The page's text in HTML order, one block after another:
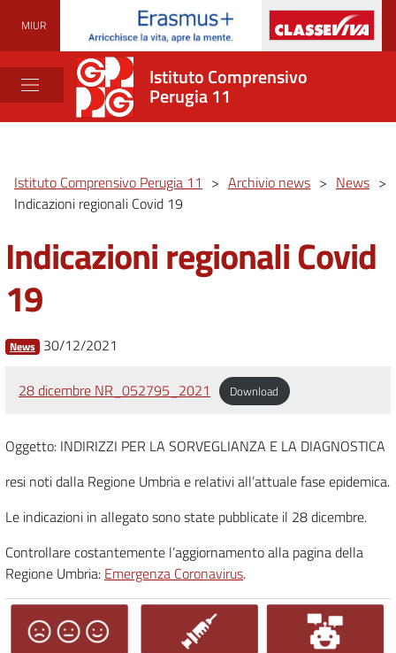
MIUR
Istituto Comprensivo
Perugia 11
Istituto Comprensivo Perugia 11 > Archivio news > News >
Indicazioni regionali Covid 19
Indicazioni regionali Covid
19
News 30/12/2021
28 dicembre NR_052795_2021 Download
Oggetto: INDIRIZZI PER LA SORVEGLIANZA E LA DIAGNOSTICA
resi noti dalla Regione Umbria e relativi all’attuale fase epidemica.
Le indicazioni in allegato sono state pubblicate il 28 dicembre.
Controllare costantemente l’aggiornamento alla pagina della
Regione Umbria: Emergenza Coronavirus.